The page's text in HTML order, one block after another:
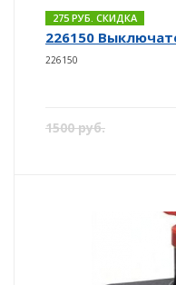
275 РУБ. СКИДКА
226150
226150
1500 руб.